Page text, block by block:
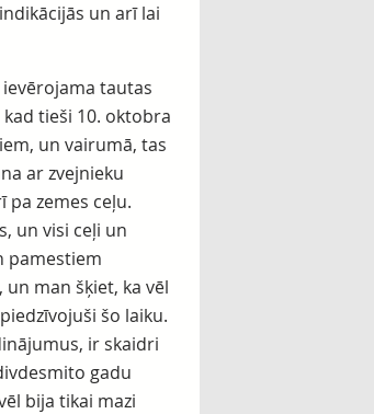
un arī lai
ievērojama tautas
tieši 10. oktobra
un vairumā, tas
ar zvejnieku
pa zemes ceļu.
un visi ceļi un
pamestiem
man šķiet, ka vēl
šo laiku.
ir skaidri
gadu
bija tikai mazi